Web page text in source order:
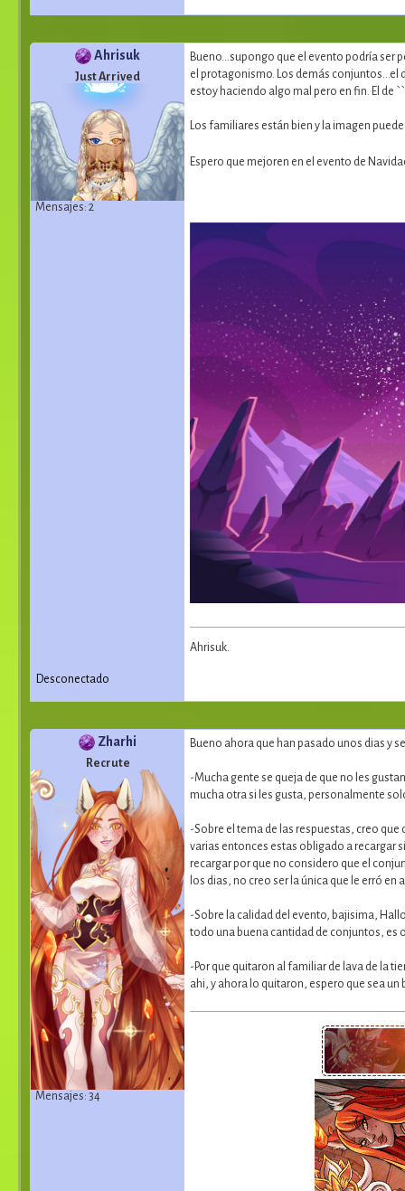
Ahrisuk
Just Arrived
Mensajes: 2
Bueno...supongo que el evento podría ser
el protagonismo. Los demás conjuntos...el
estoy haciendo algo mal pero en fin. El de
Los familiares están bien y la imagen
Espero que mejoren en el evento de
Ahrisuk.
Desconectado
Zharhi
Recrute
Mensajes: 34
Bueno ahora que han pasado unos dias y
-Mucha gente se queja de que no les
mucha otra si les gusta, personalmente
-Sobre el tema de las respuestas, creo
varias entonces estas obligado a recargar
recargar por que no considero que el
los dias, no creo ser la única que le erró en
-Sobre la calidad del evento, bajisima,
todo una buena cantidad de conjuntos, es
-Por que quitaron al familiar de lava de la
ahi, y ahora lo quitaron, espero que sea